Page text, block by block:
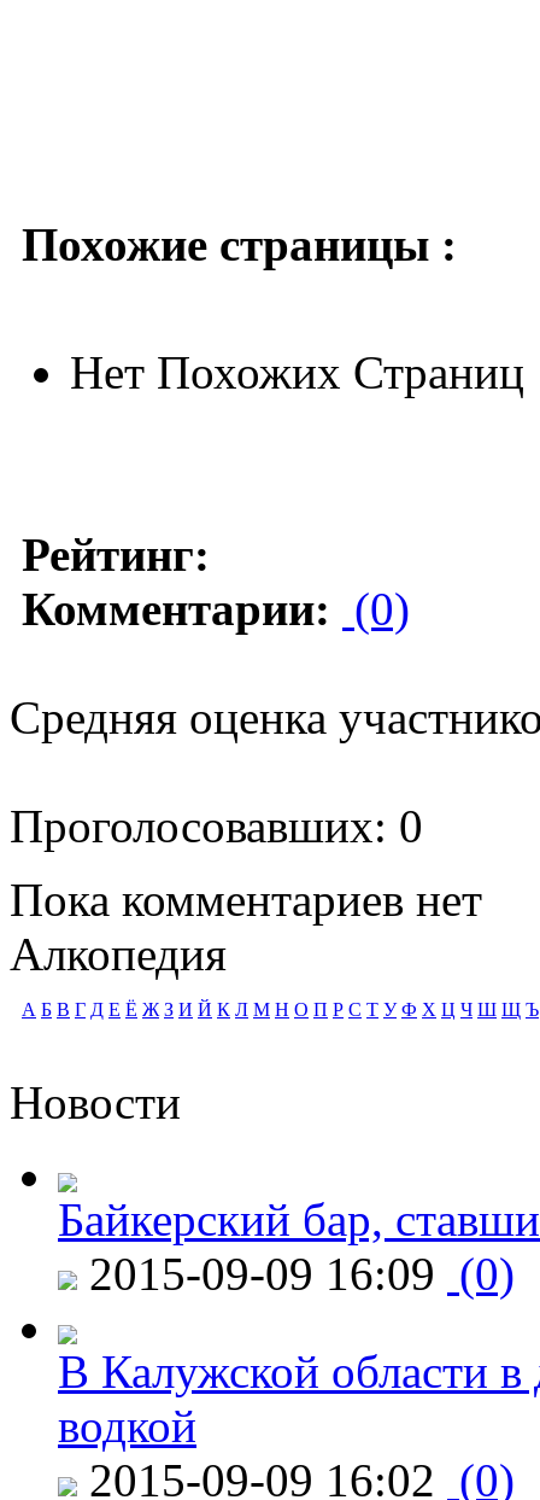
Похожие страницы :
Нет Похожих Страниц
Рейтинг:
Комментарии: (0)
Средняя оценка
Проголосовавших: 0
Пока комментариев нет
Алкопедия
А Б В Г Д Е Ё Ж З И Й К Л М Н О П Р С Т У Ф Х Ц Ч Ш Щ Ъ
Новости
Байкерский бар,
2015-09-09 16:09 (0)
В Калужской области в
водкой
2015-09-09 16:02 (0)